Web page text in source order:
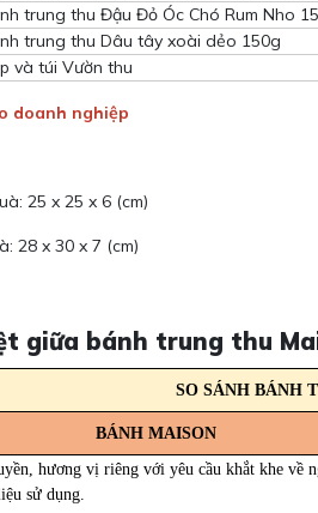
trung thu Đậu Đỏ Óc Chó Rum Nho
trung thu Dâu tây xoài dẻo 150g
và túi Vườn thu
doanh nghiệp
25 x 25 x 6 (cm)
28 x 30 x 7 (cm)
giữa bánh trung thu
SO SÁNH BÁNH
BÁNH MAISON
hương vị riêng với yêu cầu khắt khe về
sử dụng.